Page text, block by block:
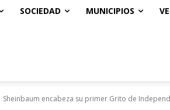
SOCIEDAD MUNICIPIOS
Sheinbaum encabeza su primer Grito de